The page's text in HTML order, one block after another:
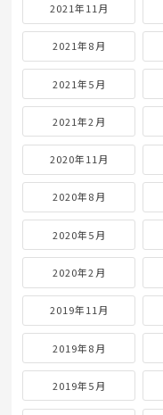
2021年11月
2021年8月
2021年5月
2021年2月
2020年11月
2020年8月
2020年5月
2020年2月
2019年11月
2019年8月
2019年5月